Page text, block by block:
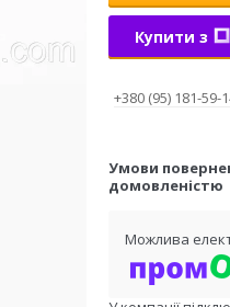
Купити з
+380 (95) 181-59-
домовленістю